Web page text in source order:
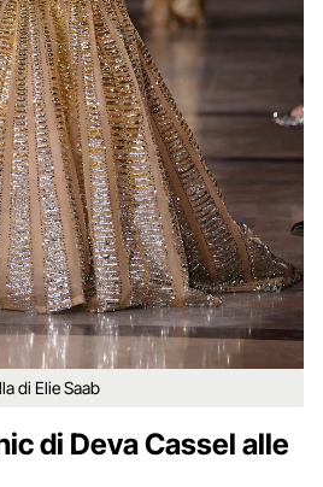
di Elie Saab
di Deva Cassel alle